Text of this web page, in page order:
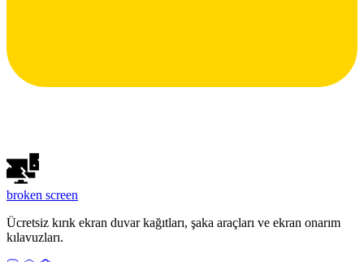
broken screen
Ücretsiz kırık ekran duvar kağıtları, şaka araçları ve ekran onarım
kılavuzları.